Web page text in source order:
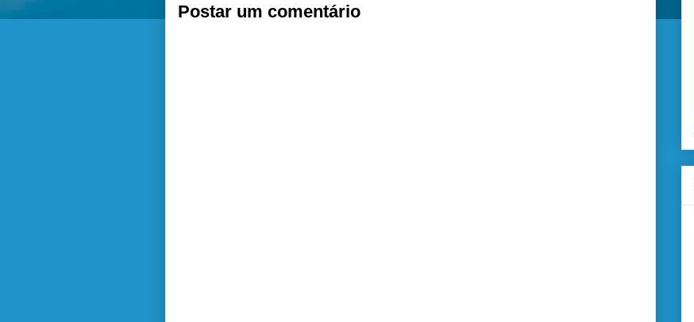
Postar um comentário